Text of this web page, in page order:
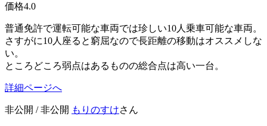
価格4.0
普通免許で運転可能な車両では珍しい10人乗車可能な車両。
さすがに10人座ると窮屈なので長距離の移動はオススメしな
い。
ところどころ弱点はあるものの総合点は高い一台。
詳細ページへ
非公開 / 非公開 もりのすけさん